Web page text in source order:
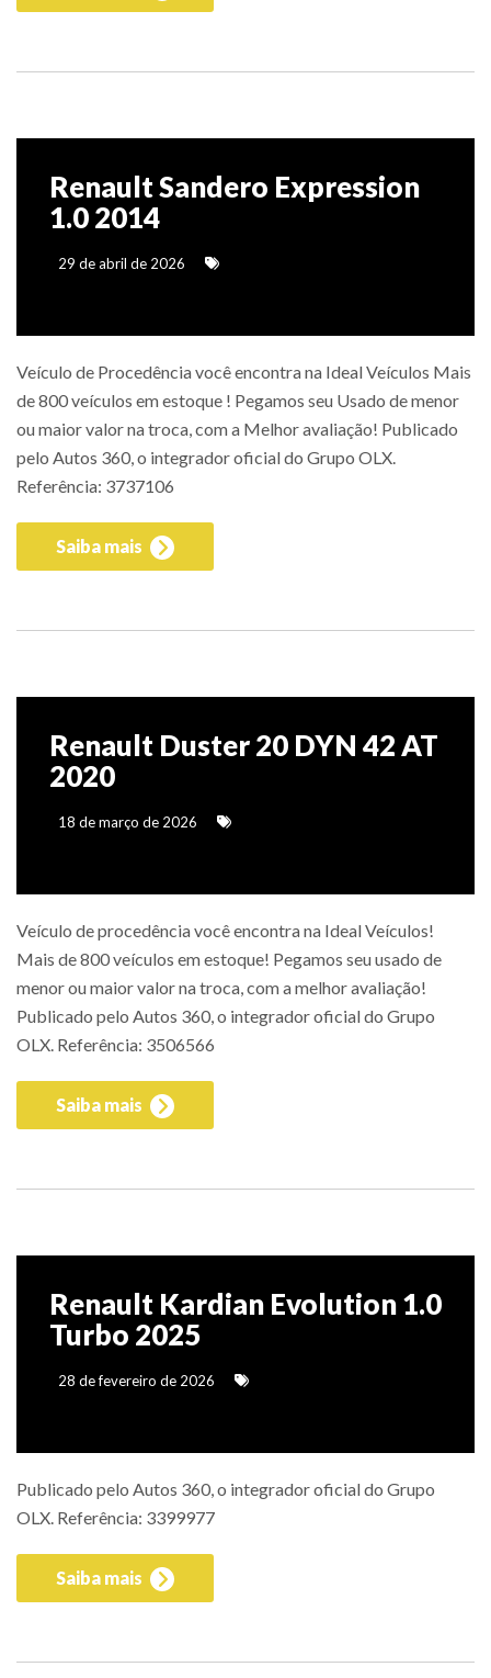
Renault Sandero Expression
1.0 2014
29 de abril de 2026
Veículo de Procedência você encontra na Ideal Veículos Mais
de 800 veículos em estoque ! Pegamos seu Usado de menor
ou maior valor na troca, com a Melhor avaliação! Publicado
pelo Autos 360, o integrador oficial do Grupo OLX.
Referência: 3737106
Saiba mais
Renault Duster 20 DYN 42 AT
2020
18 de março de 2026
Veículo de procedência você encontra na Ideal Veículos!
Mais de 800 veículos em estoque! Pegamos seu usado de
menor ou maior valor na troca, com a melhor avaliação!
Publicado pelo Autos 360, o integrador oficial do Grupo
OLX. Referência: 3506566
Saiba mais
Renault Kardian Evolution 1.0
Turbo 2025
28 de fevereiro de 2026
Publicado pelo Autos 360, o integrador oficial do Grupo
OLX. Referência: 3399977
Saiba mais